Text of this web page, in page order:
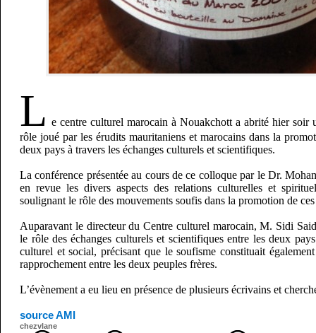
L e centre culturel marocain à Nouakchott a abrité hier soir
rôle joué par les érudits mauritaniens et marocains dans la
deux pays à travers les échanges culturels et scientifiques.
La conférence présentée au cours de ce colloque par le Dr.
en revue les divers aspects des relations culturelles et
soulignant le rôle des mouvements soufis dans la promotion de
Auparavant le directeur du Centre culturel marocain, M. Sidi
le rôle des échanges culturels et scientifiques entre les deux
culturel et social, précisant que le soufisme constituait
rapprochement entre les deux peuples frères.
L’évènement a eu lieu en présence de plusieurs écrivains et
source AMI
chezvlane